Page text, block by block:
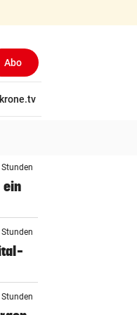
Abo
krone.tv
ein